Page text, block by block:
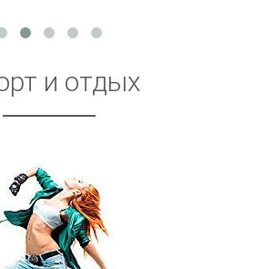
и отдых